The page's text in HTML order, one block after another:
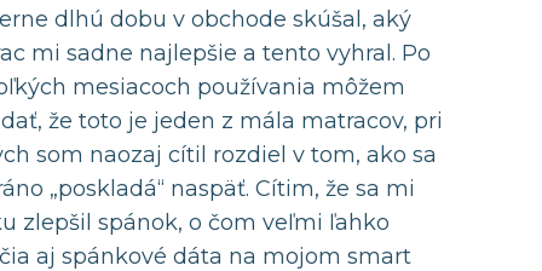
dlhú dobu v obchode skúšal, aký
mi sadne najlepšie a tento vyhral. Po
mesiacoch používania môžem
že toto je jeden z mála matracov, pri
som naozaj cítil rozdiel v tom, ako sa
„poskladá“ naspäť. Cítim, že sa mi
zlepšil spánok, o čom veľmi ľahko
aj spánkové dáta na mojom smart